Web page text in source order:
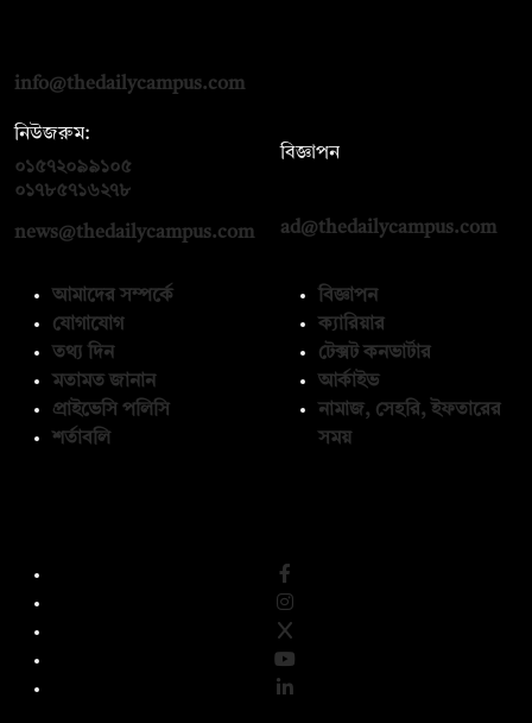
info@thedailycampus.com
নিউজরুম:
০১৫৭২০৯৯১০৫
০১৭৮৫৭১৬২৭৮
news@thedailycampus.com
বিজ্ঞাপন
ad@thedailycampus.com
আমাদের সম্পর্কে
যোগাযোগ
তথ্য দিন
মতামত জানান
প্রাইভেসি পলিসি
শর্তাবলি
বিজ্ঞাপন
ক্যারিয়ার
টেক্সট কনভার্টার
আর্কাইভ
নামাজ, সেহরি, ইফতারের
সময়